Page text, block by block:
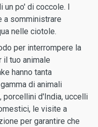
un po' di coccole. I
a somministrare
nelle ciotole.
per interrompere la
il tuo animale
hanno tanta
di animali
porcellini d'India, uccelli
le visite a
per garantire che